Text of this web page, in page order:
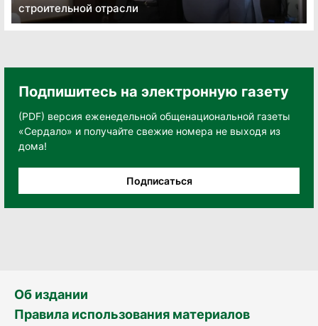
строительной отрасли
Подпишитесь на электронную газету
(PDF) версия еженедельной общенациональной газеты
«Сердало» и получайте свежие номера не выходя из
дома!
Подписаться
Об издании
Правила использования материалов